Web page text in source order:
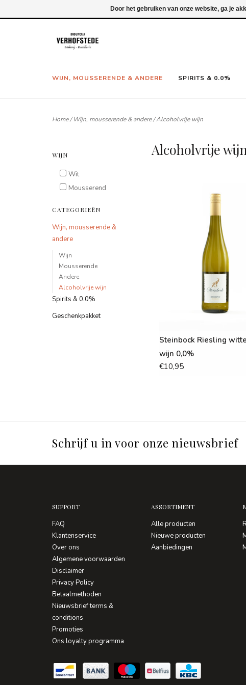
WIJN, MOUSSERENDE & ANDERE SPIRITS & 0.0%
Home/Wijn, mousserende & andere/Alcoholvrije wijn
WIJN
Wit
Mousserend
CATEGORIEËN
Wijn, mousserende &
andere
Wijn
Mousserende
Andere
Alcoholvrije wijn
Spirits & 0.0%
Geschenkpakket
Alcoholvrije
Steinbock Riesling witte
wijn 0,0%
€10,95
Schrijf u in voor onze nieuwsbrief
SUPPORT
FAQ
Klantenservice
Over ons
Algemene voorwaarden
Disclaimer
Privacy Policy
Betaalmethoden
Nieuwsbrief terms &
conditions
Promoties
Ons loyalty programma
ASSORTIMENT
Alle producten
Nieuwe producten
Aanbiedingen
Door het gebruiken van onze website, ga je